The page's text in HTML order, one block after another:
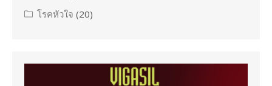
โรคหัวใจ (20)